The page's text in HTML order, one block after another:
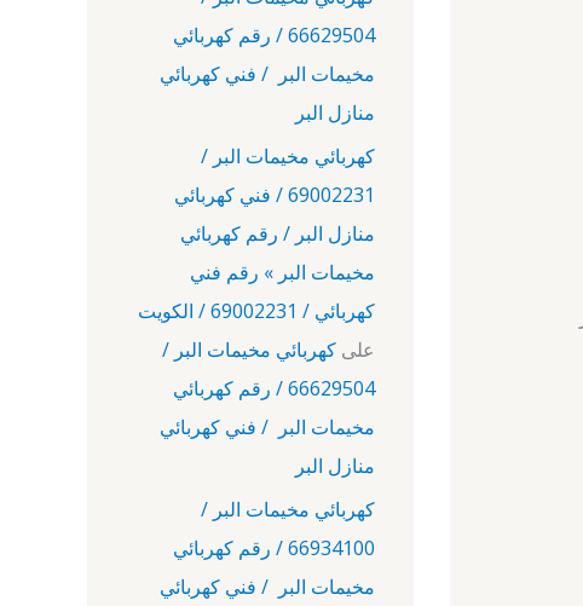
66629504 / رقم كهربائي
مخيمات البر / فني كهربائي
منازل البر
كهربائي مخيمات البر /
69002231 / فني كهربائي
منازل البر / رقم كهربائي
مخيمات البر » رقم فني
كهربائي / 69002231 / الكويت
على كهربائي مخيمات البر /
66629504 / رقم كهربائي
مخيمات البر / فني كهربائي
منازل البر
كهربائي مخيمات البر /
66934100 / رقم كهربائي
مخيمات البر / فني كهربائي